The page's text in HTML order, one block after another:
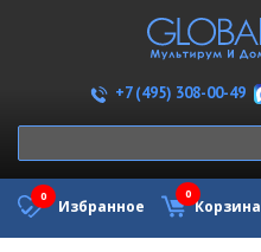
+7 (495) 308-00-49
Избранное
0
Корзина
0